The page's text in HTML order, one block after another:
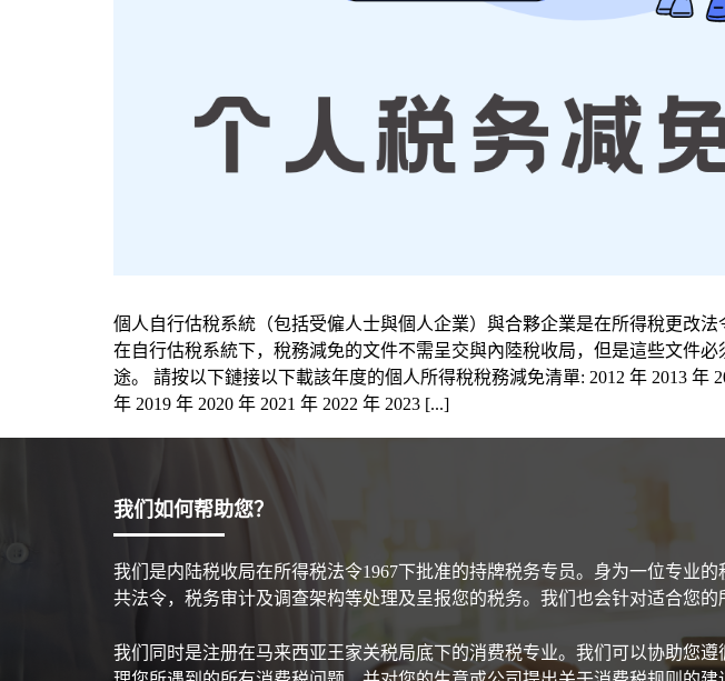
個人自行估稅系統（包括受僱人士與個人企業）與合夥企業是在所得稅更改法
在自行估稅系統下，稅務減免的文件不需呈交與內陸稅收局，但是這些文件必
途。 請按以下鏈接以下載該年度的個人所得稅稅務減免清單: 2012 年 2013 年
年 2019 年 2020 年 2021 年 2022 年 2023 [...]
我们如何帮助您？
我们是内陆税收局在所得税法令1967下批准的持牌税务专员。身为一位专业
共法令，税务审计及调查架构等处理及呈报您的税务。我们也会针对适合您的
我们同时是注册在马来西亚王家关税局底下的消费税专业。我们可以协助您